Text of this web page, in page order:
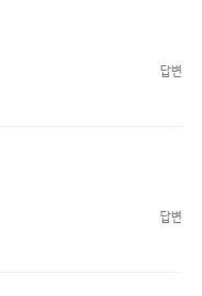
답변
답변